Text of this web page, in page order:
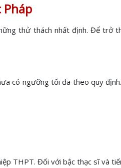
thử thách nhất định. Để trở
có ngưỡng tối đa theo quy
THPT. Đối với bậc thạc sĩ và